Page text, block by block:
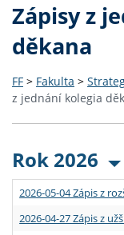
Zápisy z
děkana
FF > Fakulta >
z jednání kolegia
Rok 2026
2026-05-04 Zápis z
2026-04-27 Zápis z